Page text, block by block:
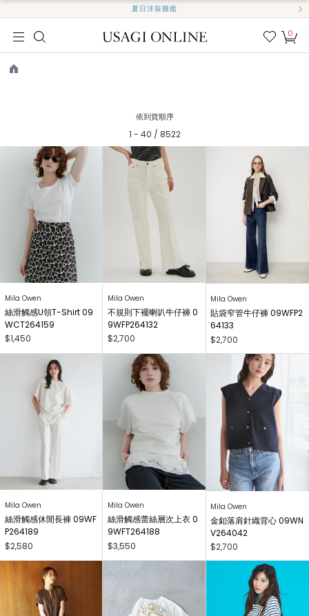
夏日洋裝圖鑑
我的
0
依到貨順序
1 - 40 / 8522
Mila Owen
絲滑觸感U領T-Shirt 09
WCT264159
$1,450
Mila Owen
不規則下襬喇叭牛仔褲 0
9WFP264132
$2,700
Mila Owen
貼袋窄管牛仔褲 09WFP2
64133
$2,700
Mila Owen
絲滑觸感休閒長褲 09WF
P264189
$2,580
Mila Owen
絲滑觸感蕾絲層次上衣 0
9WFT264188
$3,550
Mila Owen
金釦落肩針織背心 09WN
V264042
$2,700